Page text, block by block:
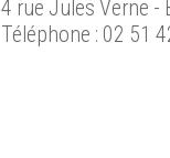
4 rue Jules Verne -
Téléphone : 02 51